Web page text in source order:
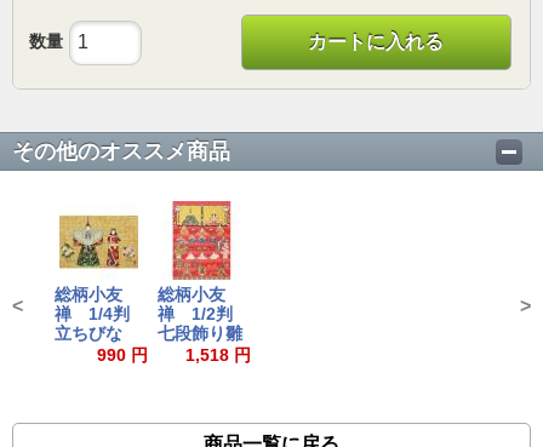
数量 カートに入れる
その他のオススメ商品
総柄小友
禅 1/4判
立ちびな
990 円
総柄小友
禅 1/2判
七段飾り雛
1,518 円
< >